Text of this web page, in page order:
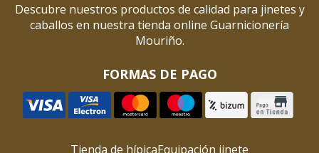
Descubre nuestros productos de calidad para jinetes y
caballos en nuestra tienda online Guarnicionería
Mouriño.
FORMAS DE PAGO
Tienda de hípicaEquipación jinete